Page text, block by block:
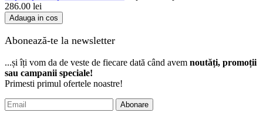
286.00 lei
Adauga in cos
Abonează-te la newsletter
...și îți vom da de veste de fiecare dată când avem noutăți, promoții
sau campanii speciale!
Primesti primul ofertele noastre!
Abonare